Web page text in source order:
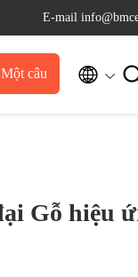
E-mail
câu 
Gỗ hiệu